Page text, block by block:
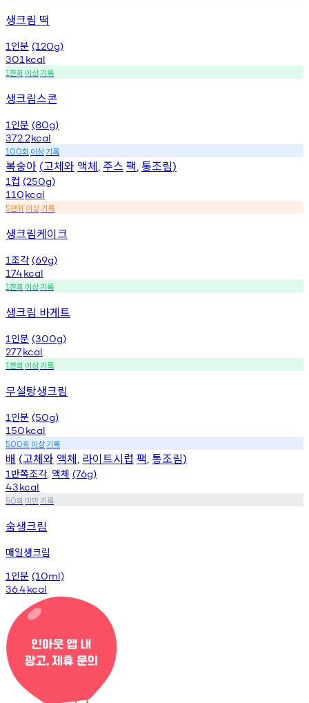
생크림 떡
1 인분 (120g)
301 kcal
1천회 이상기록
생크림스콘
1 인분 (80g)
372.2kcal
100회 이상기록
복숭아 (고체와 액체, 주스 팩, 통조림)
1 컵 (250g)
110kcal
5만회 이상기록
생크림케이크
1조각 (69g)
174kcal
1천회 이상기록
생크림 바게트
1 인분 (300g)
277kcal
1천회 이상기록
무설탕생크림
1 인분 (50g)
150kcal
500회 이상기록
배 (고체와 액체, 라이트시럽 팩, 통조림)
1 반쪽조각 액체 (76g)
43kcal
50회 미만기록
숨생크림
매일생크림
1 인분 (10ml)
36.4kcal